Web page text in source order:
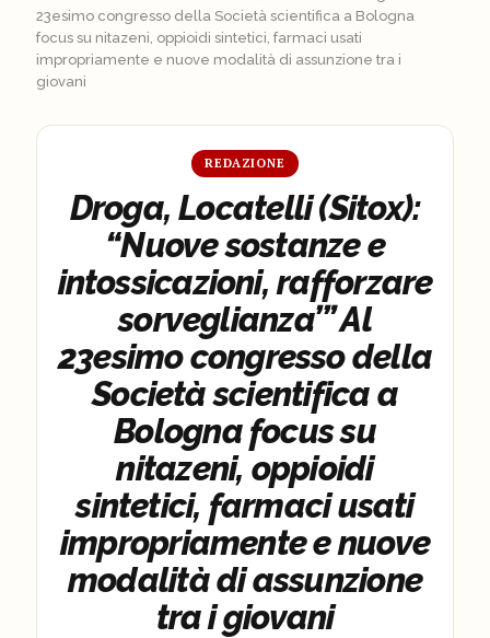
23esimo congresso della Società scientifica a Bologna
focus su nitazeni, oppioidi sintetici, farmaci usati
impropriamente e nuove modalità di assunzione tra i
giovani
REDAZIONE
Droga, Locatelli (Sitox):
“Nuove sostanze e
intossicazioni, rafforzare
sorveglianza’” Al
23esimo congresso della
Società scientifica a
Bologna focus su
nitazeni, oppioidi
sintetici, farmaci usati
impropriamente e nuove
modalità di assunzione
tra i giovani